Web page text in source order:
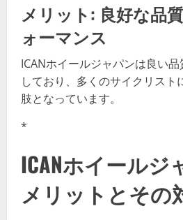
メリット: 良好な品
ォーマンス
ICANホイールジャパンは良い
しており、多くのサイクリスト
肢となっています。
*
ICANホイールジ
メリットとその